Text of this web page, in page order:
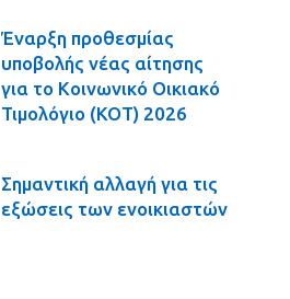
Έναρξη προθεσμίας
υποβολής νέας αίτησης
για το Κοινωνικό Οικιακό
Τιμολόγιο (ΚΟΤ) 2026
Σημαντική αλλαγή για τις
εξώσεις των ενοικιαστών